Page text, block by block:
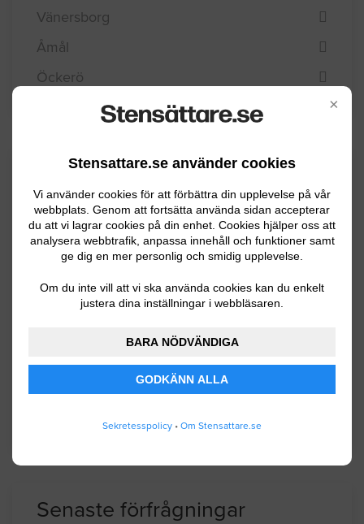
×
Stensattare.se använder cookies
Vi använder cookies för att förbättra din upplevelse på vår
webbplats. Genom att fortsätta använda sidan accepterar
du att vi lagrar cookies på din enhet. Cookies hjälper oss att
analysera webbtrafik, anpassa innehåll och funktioner samt
ge dig en mer personlig och smidig upplevelse.
Om du inte vill att vi ska använda cookies kan du enkelt
justera dina inställningar i webbläsaren.
BARA NÖDVÄNDIGA
GODKÄNN ALLA
Sekretesspolicy • Om Stensattare.se
Vänersborg
Åmål
Öckerö
Kommuninformation
Tanum är en kustkommun som ligger i
Bohuslän och är länets största kommun till
ytan. Det bor ca 12300 invånare här och de
allra flesta bor längs den långa kustlinjen mot
Näringslivet består av skogsindustri,jordbruk
och turism.
BYGGLOVSINFORMATION FÖR TANUM
Senaste förfrågningar